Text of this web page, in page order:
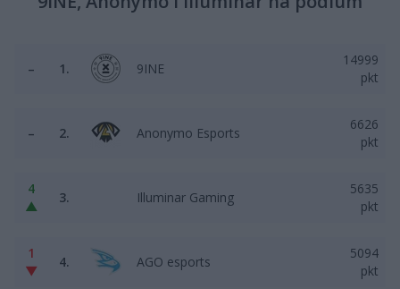
– 1. 9INE
14999
pkt
– 2. Anonymo Esports
6626
pkt
4
▲
3. Illuminar Gaming
5635
pkt
1
▼
4. AGO esports
5094
pkt